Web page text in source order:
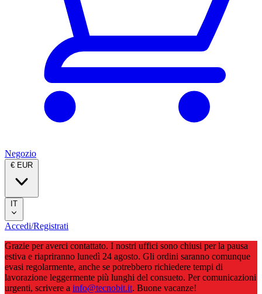
Negozio
€ EUR
IT
Accedi/Registrati
Grazie per averci contattato. I nostri uffici sono chiusi per la pausa
estiva e riapriranno lunedì 24 agosto. Gli ordini saranno comunque
evasi regolarmente, anche se potrebbero richiedere tempi di
lavorazione leggermente più lunghi del consueto. Per comunicazioni
urgenti, scrivere a info@tecnobit.it. Buone vacanze!